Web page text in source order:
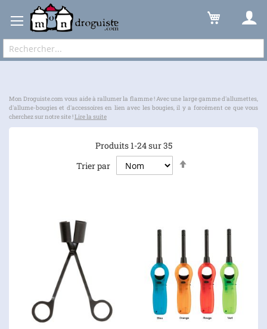
Expédition sous 48 à 72h et frais de port à partir de 6,90 € !
Bien être Bougie
Mon Droguiste.com vous aide à rallumer la flamme ! Avec une large gamme d'allumettes,
d'allume-bougies et d'accessoires en lien avec les bougies, il y a forcément ce que vous
cherchez sur notre site !Lire la suite
Produits1-24sur35
Trier par